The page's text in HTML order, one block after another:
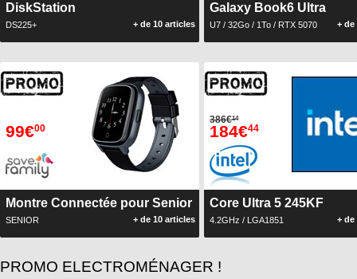
DiskStation
DS225+ + de 10 articles
Galaxy Book6 Ultra
U7 / 32Go / 1To / RTX 5070 + de
99€00
Montre Connectée pour Senior
SENIOR + de 10 articles
386€14
184€44
Core Ultra 5 245KF
4.2GHz / LGA1851 + de
PROMO ELECTROMÉNAGER !